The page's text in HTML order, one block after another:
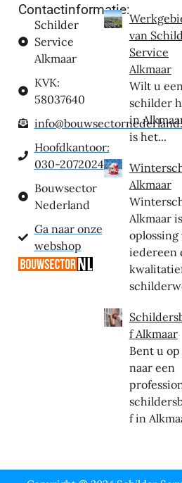
Contactinformatie:
Schilder
Service
Alkmaar
KVK:
58037640
Hoofdkantoor:
030-2072024
Bouwsector
Nederland
Ga naar onze
webshop
van
Service
Alkmaar
Wilt u een
schilder
in
is het...
Alkmaar
Alkmaar
oplossing
iedereen
f Alkmaar
Bent u
naar een
f in